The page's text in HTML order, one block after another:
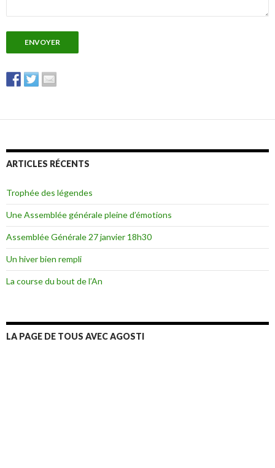
ARTICLES RÉCENTS
Trophée des légendes
Une Assemblée générale pleine d’émotions
Assemblée Générale 27 janvier 18h30
Un hiver bien rempli
La course du bout de l’An
LA PAGE DE TOUS AVEC AGOSTI